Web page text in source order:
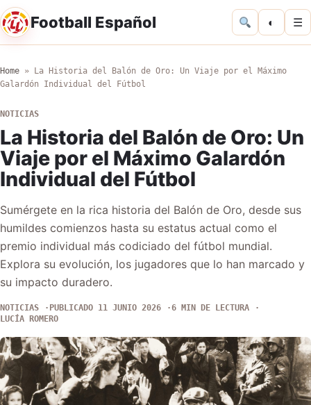
Football Español ◐ ☰
Home »
La Historia del Balón de Oro: Un Viaje por el Máximo
Galardón Individual del Fútbol
NOTICIAS
La Historia del Balón de Oro: Un
Viaje por el Máximo Galardón
Individual del Fútbol
Sumérgete en la rica historia del Balón de Oro, desde sus
humildes comienzos hasta su estatus actual como el
premio individual más codiciado del fútbol mundial.
Explora su evolución, los jugadores que lo han marcado y
su impacto duradero.
NOTICIAS PUBLICADO 11 JUNIO 2026
6 MIN DE LECTURA
LUCÍA ROMERO